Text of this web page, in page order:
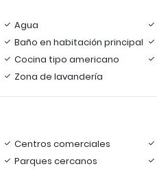
Agua
Baño en habitación principal
Cocina tipo americano
Zona de lavandería
Centros comerciales
Parques cercanos